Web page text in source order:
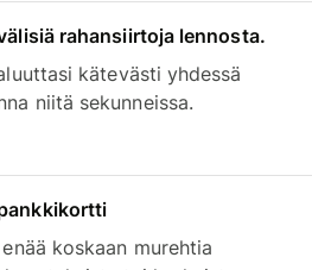
rahansiirtoja lennosta.
kätevästi yhdessä
niitä sekunneissa.
koskaan murehtia